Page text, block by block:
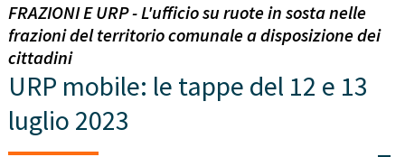
FRAZIONI E URP - L'ufficio su ruote in sosta nelle
frazioni del territorio comunale a disposizione dei
cittadini
URP mobile: le tappe del 12 e 13
luglio 2023